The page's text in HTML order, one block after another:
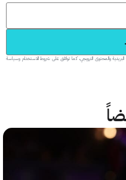
النشرات البريدية والمحتوى الترويجي، كما توافق على شروط الاستخدام وسياسة